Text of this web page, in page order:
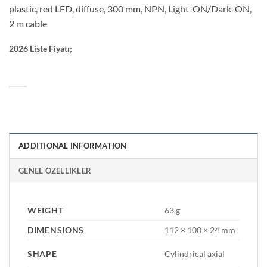
plastic, red LED, diffuse, 300 mm, NPN, Light-ON/Dark-ON,
2 m cable
2026 Liste Fiyatı;
ADDITIONAL INFORMATION
GENEL ÖZELLIKLER
WEIGHT
63 g
DIMENSIONS
112 × 100 × 24 mm
SHAPE Cylindrical axial